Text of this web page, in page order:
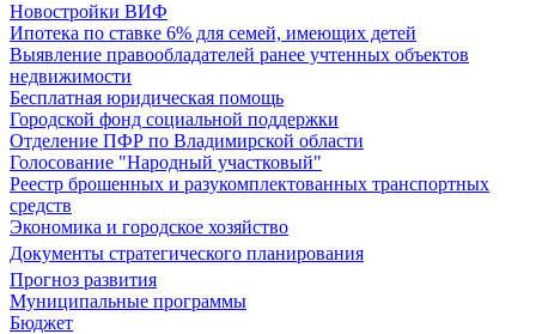
Новостройки ВИФ
Ипотека по ставке 6% для семей, имеющих детей
Выявление правообладателей ранее учтенных объектов
недвижимости
Бесплатная юридическая помощь
Городской фонд социальной поддержки
Отделение ПФР по Владимирской области
Голосование "Народный участковый"
Реестр брошенных и разукомплектованных транспортных
средств
Экономика и городское хозяйство
Документы стратегического планирования
Прогноз развития
Муниципальные программы
Бюджет